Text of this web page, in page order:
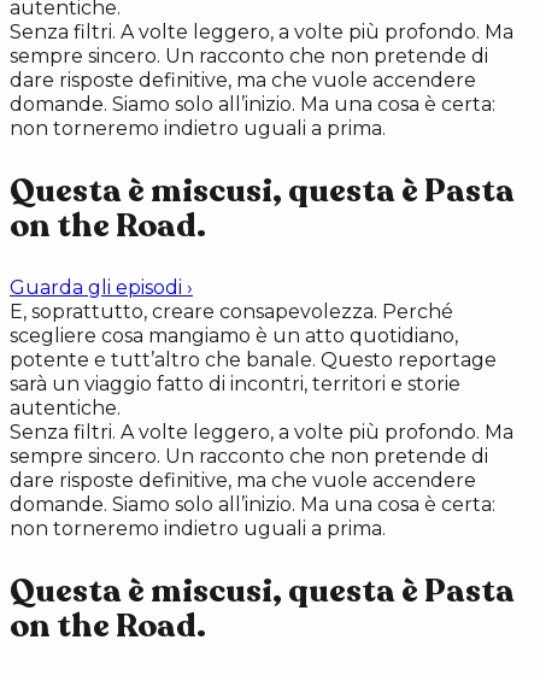
autentiche.
Senza filtri. A volte leggero, a volte più profondo. Ma
sempre sincero. Un racconto che non pretende di
dare risposte definitive, ma che vuole accendere
domande. Siamo solo all’inizio. Ma una cosa è certa:
non torneremo indietro uguali a prima.
Questa è miscusi, questa è Pasta
on the Road.
Guarda gli episodi ›
E, soprattutto, creare consapevolezza. Perché
scegliere cosa mangiamo è un atto quotidiano,
potente e tutt’altro che banale. Questo reportage
sarà un viaggio fatto di incontri, territori e storie
autentiche.
Senza filtri. A volte leggero, a volte più profondo. Ma
sempre sincero. Un racconto che non pretende di
dare risposte definitive, ma che vuole accendere
domande. Siamo solo all’inizio. Ma una cosa è certa:
non torneremo indietro uguali a prima.
Questa è miscusi, questa è Pasta
on the Road.